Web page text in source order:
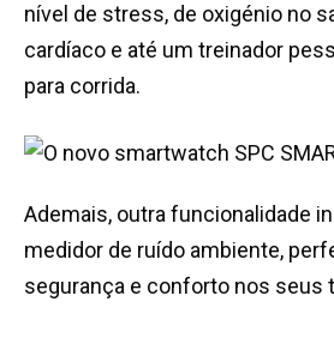
nível de stress, de oxigénio no
cardíaco e até um treinador
para corrida.
Ademais, outra funcionalidade
medidor de ruído ambiente,
segurança e conforto nos seus